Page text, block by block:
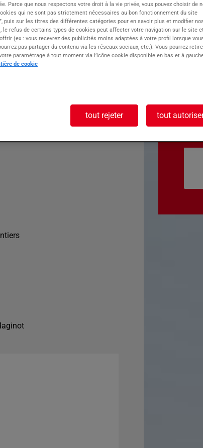
béton
vigueur
nos
offre
Parce que nous respectons votre droit à la vie privée, vous pouvez choisir de
qui ne sont pas strictement nécessaires au bon fonctionnement du site
puis sur les titres des différentes catégories pour en savoir plus et modifier nos
le refus de certains types de cookies peut affecter votre navigation sur le site
(ex : vous recevrez des publicités moins adaptées à votre profil lorsque vous
pas partager du contenu via les réseaux sociaux, etc.). Vous pourrez
paramétrage à tout moment via l’icône cookie disponible en bas et à
de cookie
tout rejeter tout